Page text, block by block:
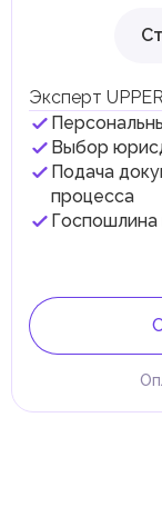
Эксперт
Выбор
Подача
процесса
Госпошлина